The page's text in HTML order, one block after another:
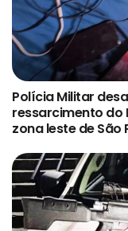
Polícia Militar
ressarcimento do
zona leste de São